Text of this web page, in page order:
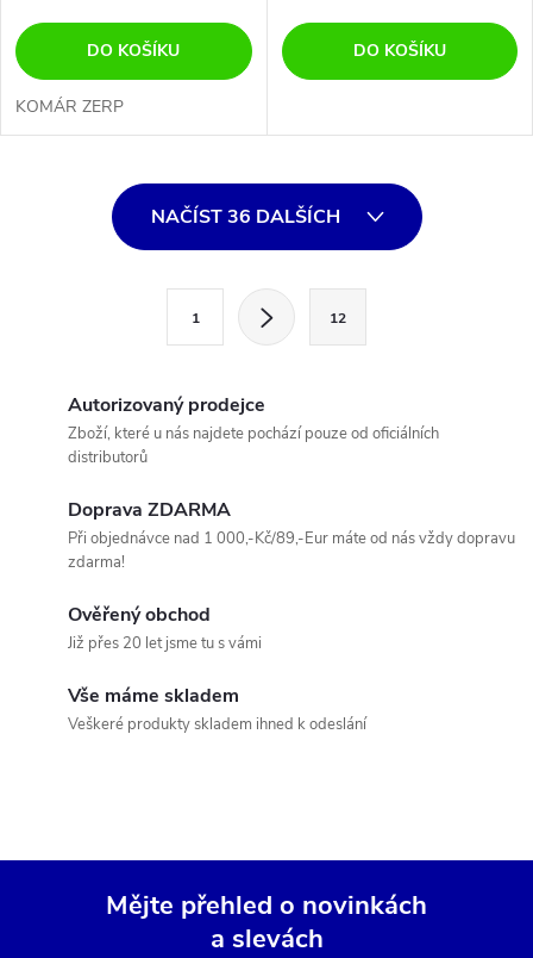
DO KOŠÍKU
KOMÁR ZERP
DO KOŠÍKU
ý
NAČÍST 36 DALŠÍCH
1 12
Autorizovaný prodejce
Zboží, které u nás najdete pochází pouze od oficiálních
distributorů
Doprava ZDARMA
Při objednávce nad 1 000,-Kč/89,-Eur máte od nás vždy dopravu
zdarma!
Ověřený obchod
Již přes 20 let jsme tu s vámi
Vše máme skladem
Veškeré produkty skladem ihned k odeslání
Mějte přehled o novinkách
a slevách